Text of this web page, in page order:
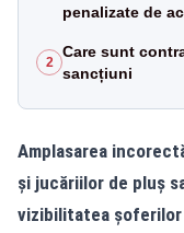
penalizate de
2
Care sunt
sancțiuni
Amplasarea
și jucăriilor de pluș
vizibilitatea şoferilor